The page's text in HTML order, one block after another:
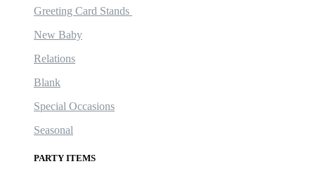
Greeting Card Stands
New Baby
Relations
Blank
Special Occasions
Seasonal
PARTY ITEMS